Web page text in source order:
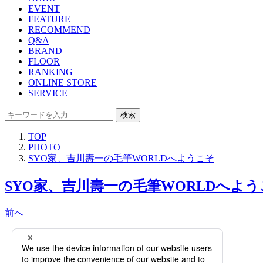
EVENT
FEATURE
RECOMMEND
Q&A
BRAND
FLOOR
RANKING
ONLINE STORE
SERVICE
検索
TOP
PHOTO
SYO家、吉川壽一の毛筆WORLDへようこそ
SYO家、吉川壽一の毛筆WORLDへよ
前へ